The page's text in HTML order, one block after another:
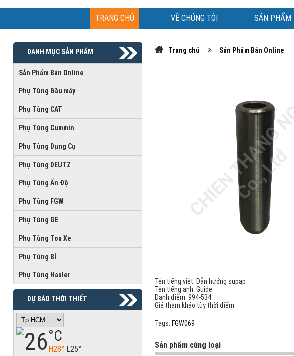
TRANG CHỦ VỀ CHÚNG TÔI SẢN PHẨM
DANH MỤC SẢN PHẨM
Sản Phẩm Bán Online
Phụ Tùng Đầu máy
Phụ Tùng CAT
Phụ Tùng Cummin
Phụ Tùng Dụng Cụ
Phụ Tùng DEUTZ
Phụ Tùng Ấn Độ
Phụ Tùng FGW
Phụ Tùng GE
Phụ Tùng Toa Xe
Phụ Tùng Bỉ
Phụ Tùng Hasler
DỰ BÁO THỜI THIẾT
26°C
H28° L25°
Trang chủ Sản Phẩm Bán Online
Tên tiếng việt: Dẫn hướng supap
Tên tiếng anh: Guide
Danh điểm: 994-534
Giá tham khảo tùy thời điểm
Tags: FGW069
Sản phẩm cùng loại